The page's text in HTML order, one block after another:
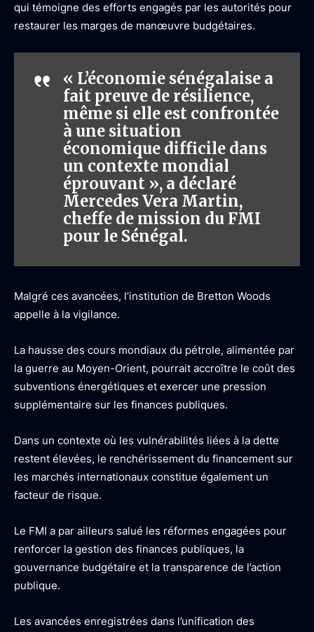
qui témoigne des efforts engagés par les autorités pour
restaurer les marges de manœuvre budgétaires.
« L’économie sénégalaise a
fait preuve de résilience,
même si elle est confrontée
à une situation
économique difficile dans
un contexte mondial
éprouvant », a déclaré
Mercedes Vera Martin,
cheffe de mission du FMI
pour le Sénégal.
Malgré ces avancées, l’institution de Bretton Woods
appelle à la vigilance.
La hausse des cours mondiaux du pétrole, alimentée par
la guerre au Moyen-Orient, pourrait accroître le coût des
subventions énergétiques et exercer une pression
supplémentaire sur les finances publiques.
Dans un contexte où les vulnérabilités liées à la dette
restent élevées, le renchérissement du financement sur
les marchés internationaux constitue également un
facteur de risque.
Le FMI a par ailleurs salué les réformes engagées pour
renforcer la gestion des finances publiques, la
gouvernance budgétaire et la transparence de l’action
publique.
Les avancées enregistrées dans l’unification des